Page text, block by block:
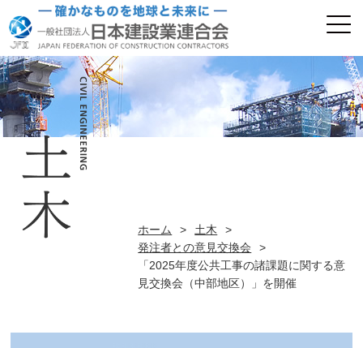
ホーム > 土木
>
発注者との意見交換会
>
「2025年度公共工事の諸課題に関する意
見交換会（中部地区）」を開催